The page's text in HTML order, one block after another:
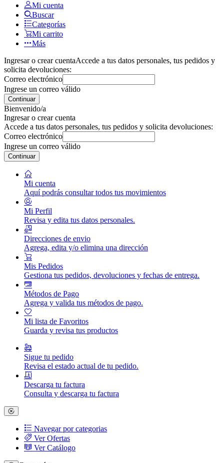
Mi cuenta
Buscar
Categorías
Mi carrito
Más
Ingresar o crear cuentaAccede a tus datos personales, tus pedidos y
solicita devoluciones:
Correo electrónico
Ingrese un correo válido
Continuar
Bienvenido/a
Ingresar o crear cuenta
Accede a tus datos personales, tus pedidos y solicita devoluciones:
Correo electrónico
Ingrese un correo válido
Continuar
Mi cuenta
Aquí podrás consultar todos tus movimientos
Mi Perfil
Revisa y edita tus datos personales.
Direcciones de envio
Agrega, edita y/o elimina una dirección
Mis Pedidos
Gestiona tus pedidos, devoluciones y fechas de entrega.
Métodos de Pago
Agrega y valida tus métodos de pago.
Mi lista de Favoritos
Guarda y revisa tus productos
Sigue tu pedido
Revisa el estado actual de tu pedido.
Descarga tu factura
Consulta y descarga tu factura
Navegar por categorias
Ver Ofertas
Ver Catálogo